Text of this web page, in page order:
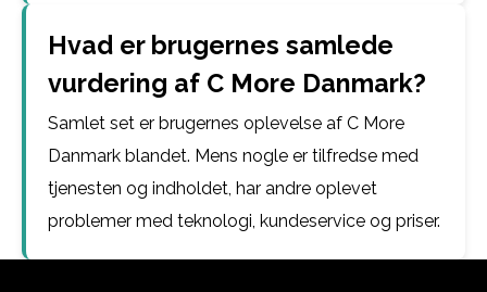
Hvad er brugernes samlede
vurdering af C More Danmark?
Samlet set er brugernes oplevelse af C More
Danmark blandet. Mens nogle er tilfredse med
tjenesten og indholdet, har andre oplevet
problemer med teknologi, kundeservice og priser.